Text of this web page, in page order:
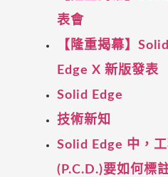
表會
【隆重揭幕】
Edge X 新版發表
Solid Edge
技術新知
Solid Edge 中，
(P.C.D.)要如何標